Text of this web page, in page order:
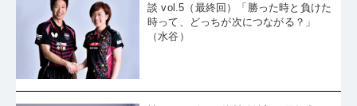
談 vol.5（最終回）「勝った時と負けた
時って、どっちが次につながる？」
（水谷）